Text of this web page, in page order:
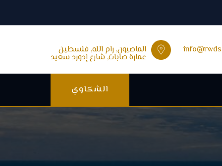
الماصيون, رام الله, فلسطين
عمارة صابات, شارع إدورد سعيد
الشكاوي